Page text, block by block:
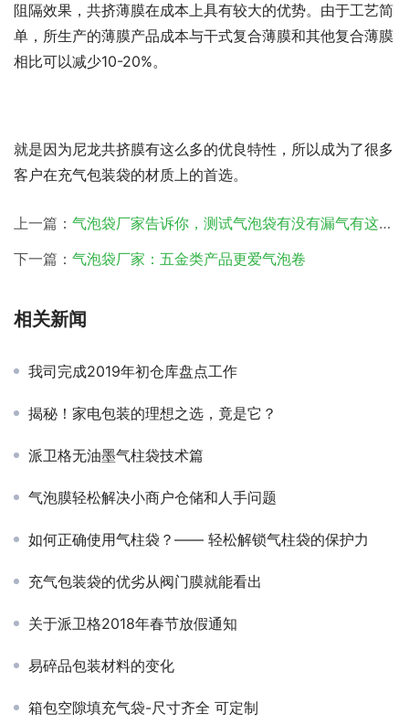
阻隔效果，共挤薄膜在成本上具有较大的优势。由于工艺简
单，所生产的薄膜产品成本与干式复合薄膜和其他复合薄膜
相比可以减少10-20%。
就是因为尼龙共挤膜有这么多的优良特性，所以成为了很多
客户在充气包装袋的材质上的首选。
上一篇： 气泡袋厂家告诉你，测试气泡袋有没有漏气有这些方法
下一篇： 气泡袋厂家：五金类产品更爱气泡卷
相关新闻
我司完成2019年初仓库盘点工作
揭秘！家电包装的理想之选，竟是它？
派卫格无油墨气柱袋技术篇
气泡膜轻松解决小商户仓储和人手问题
如何正确使用气柱袋？—— 轻松解锁气柱袋的保护力
充气包装袋的优劣从阀门膜就能看出
关于派卫格2018年春节放假通知
易碎品包装材料的变化
箱包空隙填充气袋-尺寸齐全 可定制